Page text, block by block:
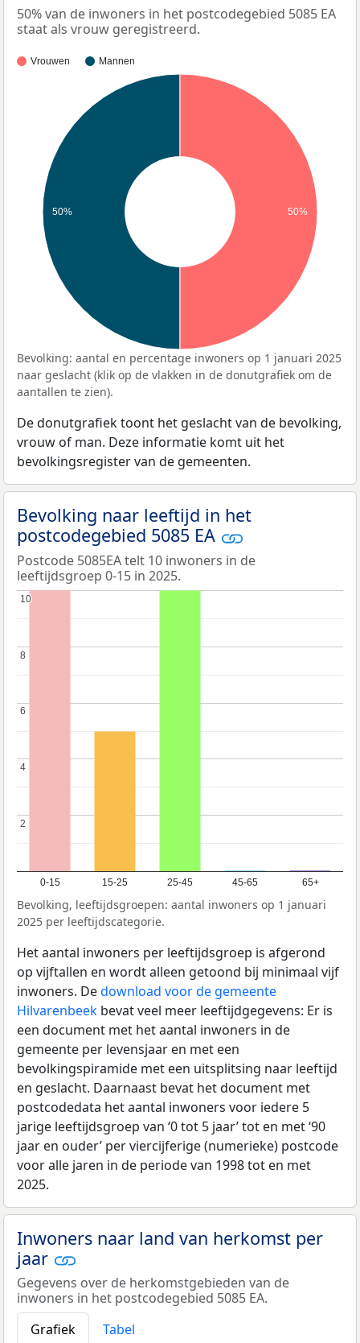
50% van de inwoners in het postcodegebied 5085 EA
staat als vrouw geregistreerd.
Vrouwen Mannen
50% 50%
Bevolking: aantal en percentage inwoners op 1 januari 2025
naar geslacht (klik op de vlakken in de donutgrafiek om de
aantallen te zien).
De donutgrafiek toont het geslacht van de bevolking,
vrouw of man. Deze informatie komt uit het
bevolkingsregister van de gemeenten.
Bevolking naar leeftijd in het
postcodegebied 5085 EA
Postcode 5085EA telt 10 inwoners in de
leeftijdsgroep 0-15 in 2025.
0-15 15-25 25-45 45-65 65+
2
2
4
4
6
6
8
8
10
10
Bevolking, leeftijdsgroepen: aantal inwoners op 1 januari
2025 per leeftijdscategorie.
Het aantal inwoners per leeftijdsgroep is afgerond
op vijftallen en wordt alleen getoond bij minimaal vijf
inwoners. Dedownload voor de gemeente
Hilvarenbeek bevat veel meer leeftijdgegevens: Er is
een document met het aantal inwoners in de
gemeente per levensjaar en met een
bevolkingspiramide met een uitsplitsing naar leeftijd
en geslacht. Daarnaast bevat het document met
postcodedata het aantal inwoners voor iedere 5
jarige leeftijdsgroep van ‘0 tot 5 jaar’ tot en met ‘90
jaar en ouder’ per viercijferige (numerieke) postcode
voor alle jaren in de periode van 1998 tot en met
2025.
Inwoners naar land van herkomst per
jaar
Gegevens over de herkomstgebieden van de
inwoners in het postcodegebied 5085 EA.
Grafiek
Tabel